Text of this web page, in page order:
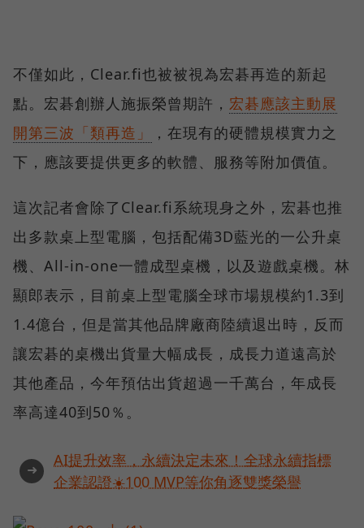
不僅如此，Clear.fi也被被視為宏碁再造的新起
點。宏碁創辦人施振榮曾期許， 宏碁應該主動展
開第三波「類再造」
，在現有的硬體規模實力之
下，應該要提供更多的軟體、服務等附加價值。
這次記者會除了Clear.fi系統現身之外，宏碁也推
出多款桌上型電腦，包括配備3D藍光的一公升桌
機、All-in-one一體成型桌機，以及遊戲桌機。林
顯郎表示，目前桌上型電腦全球市場規模約1.3到
1.4億台，但是當其他品牌廠商陸續退出時，反而
讓宏碁的桌機出貨量大幅成長，成長力道遠高於
其他產品，今年預估出貨超過一千萬台，年成長
率高達40到50％。
➜
AI提升效率，永續決定未來！全球永續指標
企業認證☀️100 MVP等你角逐雙獎榮譽